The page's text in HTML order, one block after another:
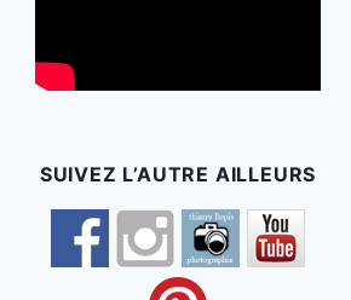
SUIVEZ L’AUTRE AILLEURS